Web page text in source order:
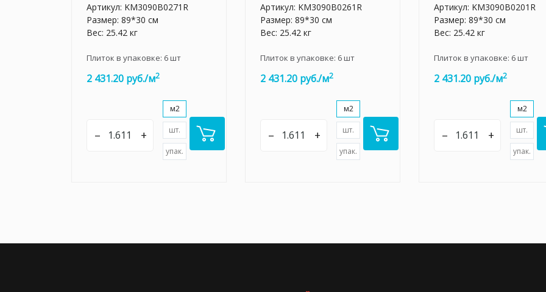
Артикул: KM3090B0271R
Размер: 89*30 см
Вес: 25.42 кг
Плиток в упаковке: 6шт
2 431.20 руб./м2
– +
м2
шт.
упак.
Артикул: KM3090B0261R
Размер: 89*30 см
Вес: 25.42 кг
Плиток в упаковке: 6шт
2 431.20 руб./м2
– +
м2
шт.
упак.
Артикул: KM3090B0201R
Размер: 89*30 см
Вес: 25.42 кг
Плиток в упаковке: 6шт
2 431.20 руб./м2
– +
м2
шт.
упак.